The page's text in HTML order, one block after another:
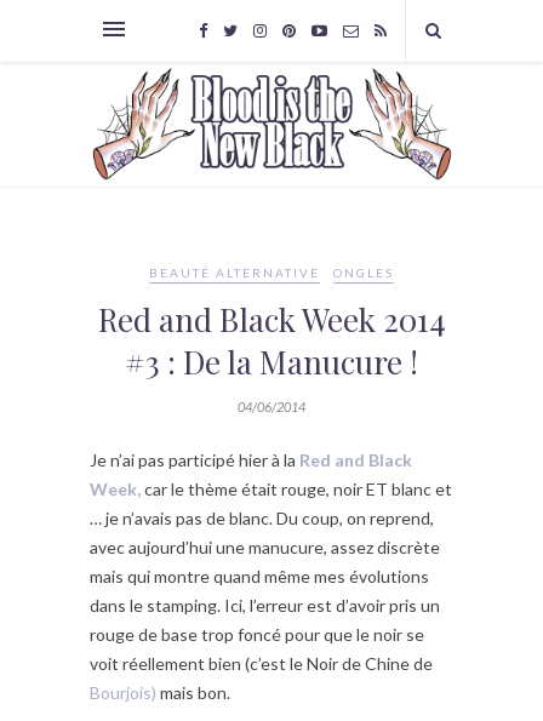
BEAUTÉ ALTERNATIVE ONGLES
Red and Black Week 2014
#3 : De la Manucure !
04/06/2014
Je n’ai pas participé hier à la Red and Black
Week,car le thème était rouge, noir ET blanc et
… je n’avais pas de blanc. Du coup, on reprend,
avec aujourd’hui une manucure, assez discrète
mais qui montre quand même mes évolutions
dans le stamping. Ici, l’erreur est d’avoir pris un
rouge de base trop foncé pour que le noir se
voit réellement bien (c’est le Noir de Chine de
Bourjois) mais bon.